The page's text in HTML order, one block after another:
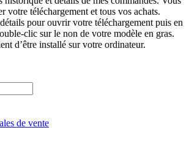
votre téléchargement et tous vos achats.
pour ouvrir votre téléchargement puis en
clic sur le non de votre modèle en gras.
d’être installé sur votre ordinateur.
de vente